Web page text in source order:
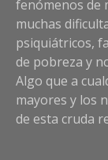
fenómenos de
muchas
psiquiátricos,
de pobreza y
Algo que a
mayores y los
de esta cruda